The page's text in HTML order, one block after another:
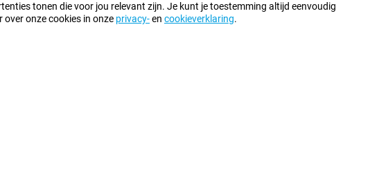
tonen die voor jou relevant zijn. Je kunt je toestemming altijd eenvoudig
over onze cookies in onze privacy-en cookieverklaring.